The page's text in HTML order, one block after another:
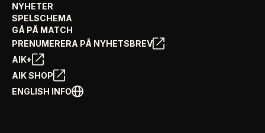
NYHETER
SPELSCHEMA
GÅ PÅ MATCH
PRENUMERERA PÅ NYHETSBREV
AIK+
AIK SHOP
ENGLISH INFO